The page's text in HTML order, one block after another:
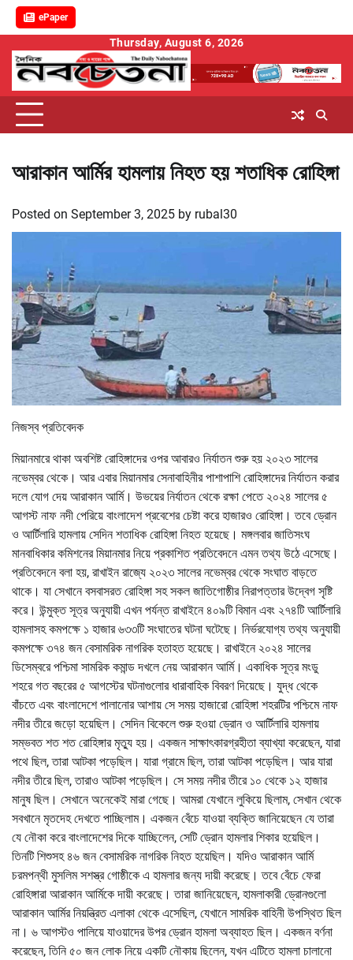
ePaper
content
Thursday, August 6, 2026
আরাকান আর্মির হামলায় নিহত হয় শতাধিক রোহিঙ্গা
Posted on September 3, 2025 by rubal30
নিজস্ব প্রতিবেদক
মিয়ানমারে থাকা অবশিষ্ট রোহিঙ্গাদের ওপর আবারও নির্যাতন শুরু হয় ২০২৩ সালের
নভেম্বর থেকে। আর এবার মিয়ানমার সেনাবাহিনীর পাশাপাশি রোহিঙ্গাদের নির্যাতন করার
দলে যোগ দেয় আরাকান আর্মি। উভয়ের নির্যাতন থেকে রক্ষা পেতে ২০২৪ সালের ৫
আগস্ট নাফ নদী পেরিয়ে বাংলাদেশ প্রবেশের চেষ্টা করে হাজারও রোহিঙ্গা। তবে ড্রোন
ও আর্টিলারি হামলায় সেদিন শতাধিক রোহিঙ্গা নিহত হয়েছে। মঙ্গলবার জাতিসংঘ
মানবাধিকার কমিশনের মিয়ানমার নিয়ে প্রকাশিত প্রতিবেদনে এমন তথ্য উঠে এসেছে।
প্রতিবেদনে বলা হয়, রাখাইন রাজ্যে ২০২৩ সালের নভেম্বর থেকে সংঘাত বাড়তে
থাকে। যা সেখানে বসবাসরত রোহিঙ্গা সহ সকল জাতিগোষ্ঠীর নিরাপত্তার উদ্বেগ সৃষ্টি
করে। উন্মুক্ত সূত্র অনুযায়ী এখন পর্যন্ত রাখাইনে ৪০৯টি বিমান এবং ২৭৪টি আর্টিলারি
হামলাসহ কমপক্ষে ১ হাজার ৬৩৩টি সংঘাতের ঘটনা ঘটেছে। নির্ভরযোগ্য তথ্য অনুযায়ী
কমপক্ষে ৩৭৪ জন বেসামরিক নাগরিক হতাহত হয়েছে। রাখাইনে ২০২৪ সালের
ডিসেম্বরে পশ্চিমা সামরিক কমান্ড দখলে নেয় আরাকান আর্মি। একাধিক সূত্র মংডু
শহরে গত বছরের ৫ আগস্টের ঘটনাগুলোর ধারাবাহিক বিবরণ দিয়েছে। যুদ্ধ থেকে
বাঁচতে এবং বাংলাদেশে পালানোর আশায় সে সময় হাজারো রোহিঙ্গা শহরটির পশ্চিমে নাফ
নদীর তীরে জড়ো হয়েছিল। সেদিন বিকেলে শুরু হওয়া ড্রোন ও আর্টিলারি হামলায়
সম্ভবত শত শত রোহিঙ্গার মৃত্যু হয়। একজন সাক্ষাৎকারগ্রহীতা ব্যাখ্যা করেছেন, যারা
পথে ছিল, তারা আটকা পড়েছিল। যারা গ্রামে ছিল, তারা আটকা পড়েছিল। আর যারা
নদীর তীরে ছিল, তারাও আটকা পড়েছিল। সে সময় নদীর তীরে ১০ থেকে ১২ হাজার
মানুষ ছিল। সেখানে অনেকেই মারা গেছে। আমরা যেখানে লুকিয়ে ছিলাম, সেখান থেকে
সবখানে মৃতদেহ দেখতে পাচ্ছিলাম। একজন বেঁচে যাওয়া ব্যক্তি জানিয়েছেন যে তারা
যে নৌকা করে বাংলাদেশের দিকে যাচ্ছিলেন, সেটি ড্রোন হামলার শিকার হয়েছিল।
তিনটি শিশুসহ ৪৬ জন বেসামরিক নাগরিক নিহত হয়েছিল। যদিও আরাকান আর্মি
চরমপন্থী মুসলিম সশস্ত্র গোষ্ঠীকে এ হামলার জন্য দায়ী করেছে। তবে বেঁচে ফেরা
রোহিঙ্গারা আরাকান আর্মিকে দায়ী করেছে। তারা জানিয়েছেন, হামলাকারী ড্রোনগুলো
আরাকান আর্মির নিয়ন্ত্রিত এলাকা থেকে এসেছিল, যেখানে সামরিক বাহিনী উপস্থিত ছিল
না। ৬ আগস্টও পালিয়ে যাওয়াদের উপর ড্রোন হামলা অব্যাহত ছিল। একজন বর্ণনা
করেছেন, তিনি ৫০ জন লোক নিয়ে একটি নৌকায় ছিলেন, যখন এটিতে হামলা চালানো